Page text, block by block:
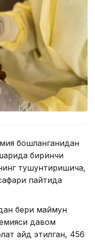
бошланганидан
биринчи
тушунтиришича,
пайтида
бери маймун
давом
қайд этилган, 456